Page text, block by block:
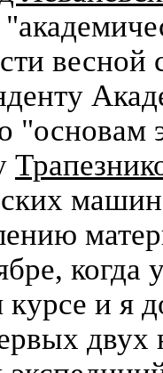
весной
"основам
когда
курсе и я
двух